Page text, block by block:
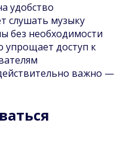
удобство
слушать музыку
без необходимости
упрощает доступ к
важно —